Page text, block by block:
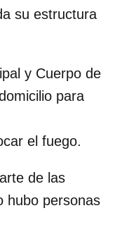
su estructura
y Cuerpo de
para
el fuego.
de las
hubo personas